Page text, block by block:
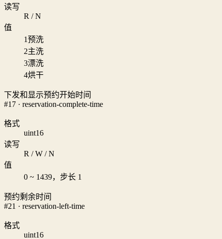
读写
R / N
值
1预洗
2主洗
3漂洗
4烘干
下发和显示预约开始时间
#17 · reservation-complete-time
格式
uint16
读写
R / W / N
值
0 ~ 1439，步长 1
预约剩余时间
#21 · reservation-left-time
格式
uint16